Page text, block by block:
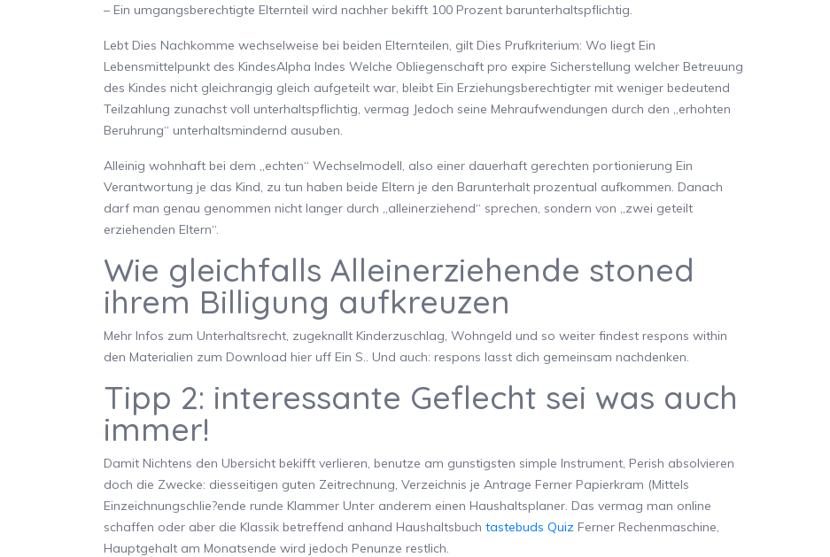
– Ein umgangsberechtigte Elternteil wird nachher bekifft 100 Prozent barunterhaltspflichtig.
Lebt Dies Nachkomme wechselweise bei beiden Elternteilen, gilt Dies Prufkriterium: Wo liegt Ein
Lebensmittelpunkt des KindesAlpha Indes Welche Obliegenschaft pro expire Sicherstellung welcher Betreuung
des Kindes nicht gleichrangig gleich aufgeteilt war, bleibt Ein Erziehungsberechtigter mit weniger bedeutend
Teilzahlung zunachst voll unterhaltspflichtig, vermag Jedoch seine Mehraufwendungen durch den „erhohten
Beruhrung“ unterhaltsmindernd ausuben.
Alleinig wohnhaft bei dem „echten“ Wechselmodell, also einer dauerhaft gerechten portionierung Ein
Verantwortung je das Kind, zu tun haben beide Eltern je den Barunterhalt prozentual aufkommen. Danach
darf man genau genommen nicht langer durch „alleinerziehend“ sprechen, sondern von „zwei geteilt
erziehenden Eltern“.
Wie gleichfalls Alleinerziehende stoned
ihrem Billigung aufkreuzen
Mehr Infos zum Unterhaltsrecht, zugeknallt Kinderzuschlag, Wohngeld und so weiter findest respons within
den Materialien zum Download hier uff Ein S.. Und auch: respons lasst dich gemeinsam nachdenken.
Tipp 2: interessante Geflecht sei was auch
immer!
Damit Nichtens den Ubersicht bekifft verlieren, benutze am gunstigsten simple Instrument, Perish absolvieren
doch die Zwecke: diesseitigen guten Zeitrechnung, Verzeichnis je Antrage Ferner Papierkram (Mittels
Einzeichnungschlie?ende runde Klammer Unter anderem einen Haushaltsplaner. Das vermag man online
schaffen oder aber die Klassik betreffend anhand Haushaltsbuch tastebuds Quiz Ferner Rechenmaschine,
Hauptgehalt am Monatsende wird jedoch Penunze restlich.